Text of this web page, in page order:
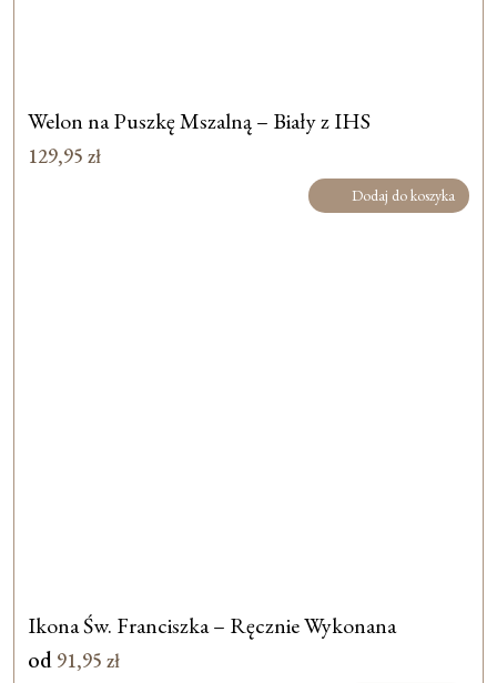
Welon na Puszkę Mszalną – Biały z IHS
129,95 zł
Dodaj do koszyka
Ikona Św. Franciszka – Ręcznie Wykonana
od 91,95 zł